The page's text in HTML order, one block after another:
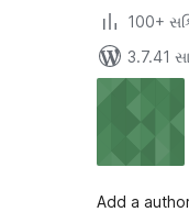
100+
3.7.41
Add a